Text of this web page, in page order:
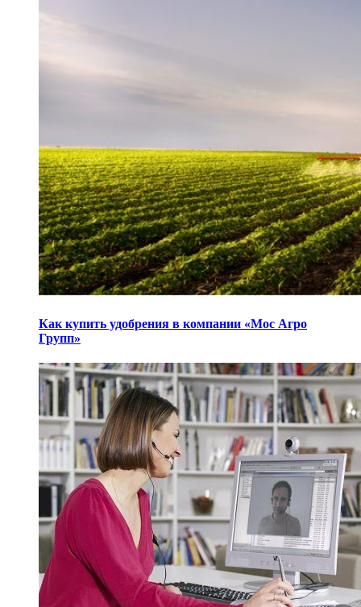
Как купить удобрения в компании «Мос Агро
Групп»